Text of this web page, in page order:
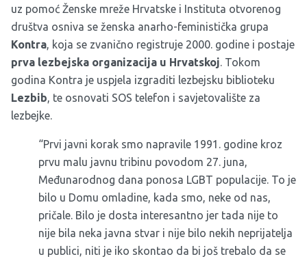
uz pomoć Ženske mreže Hrvatske i Instituta otvorenog
društva osniva se ženska anarho-feministička grupa
Kontra, koja se zvanično registruje 2000. godine i postaje
prva lezbejska organizacija u Hrvatskoj. Tokom
godina Kontra je uspjela izgraditi lezbejsku biblioteku
Lezbib, te osnovati SOS telefon i savjetovalište za
lezbejke.
“Prvi javni korak smo napravile 1991. godine kroz
prvu malu javnu tribinu povodom 27. juna,
Međunarodnog dana ponosa LGBT populacije. To je
bilo u Domu omladine, kada smo, neke od nas,
pričale. Bilo je dosta interesantno jer tada nije to
nije bila neka javna stvar i nije bilo nekih neprijatelja
u publici, niti je iko skontao da bi još trebalo da se